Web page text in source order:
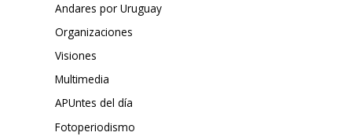
Andares por Uruguay
Organizaciones
Visiones
Multimedia
APUntes del día
Fotoperiodismo